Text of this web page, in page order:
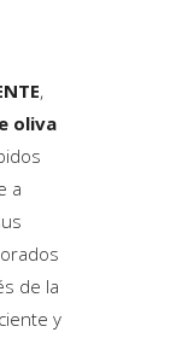
,
oliva
a
de la
y